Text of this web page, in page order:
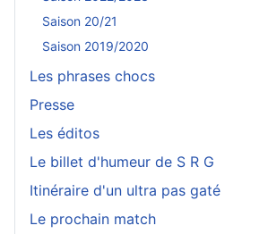
Saison 20/21
Saison 2019/2020
Les phrases chocs
Presse
Les éditos
Le billet d'humeur de S R G
Itinéraire d'un ultra pas gaté
Le prochain match